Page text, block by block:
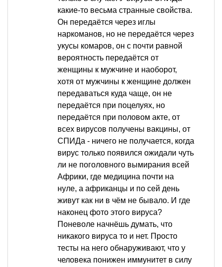
какие-то весьма странные свойства.
Он передаётся через иглы
наркоманов, но не передаётся через
укусы комаров, он с почти равной
вероятность передаётся от
женщины к мужчине и наоборот,
хотя от мужчины к женщине должен
передаваться куда чаще, он не
передаётся при поцелуях, но
передаётся при половом акте, от
всех вирусов получены вакцины, от
СПИДа - ничего не получается, когда
вирус только появился ожидали чуть
ли не поголовного вымирания всей
Африки, где медицина почти на
нуле, а африканцы и по сей день
живут как ни в чём не бывало. И где
наконец фото этого вируса?
Поневоле начнёшь думать, что
никакого вируса то и нет. Просто
тесты на него обнаруживают, что у
человека понижен иммунитет в силу